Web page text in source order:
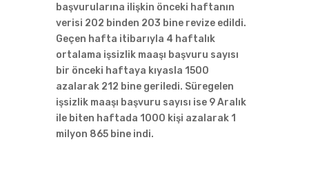
başvurularına ilişkin önceki haftanın
verisi 202 binden 203 bine revize edildi.
Geçen hafta itibarıyla 4 haftalık
ortalama işsizlik maaşı başvuru sayısı
bir önceki haftaya kıyasla 1500
azalarak 212 bine geriledi. Süregelen
işsizlik maaşı başvuru sayısı ise 9 Aralık
ile biten haftada 1000 kişi azalarak 1
milyon 865 bine indi.